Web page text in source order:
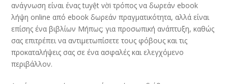
ανάγνωση είναι ένας tuyệt vời τρόπος να δωρεάν ebook
λήψη online από ebook δωρεάν πραγματικότητα, αλλά είναι
επίσης ένα βιβλίων Μήπως; για προσωπική ανάπτυξη, καθώς
σας επιτρέπει να αντιμετωπίσετε τους φόβους και τις
προκαταλήψεις σας σε ένα ασφαλές και ελεγχόμενο
περιβάλλον.